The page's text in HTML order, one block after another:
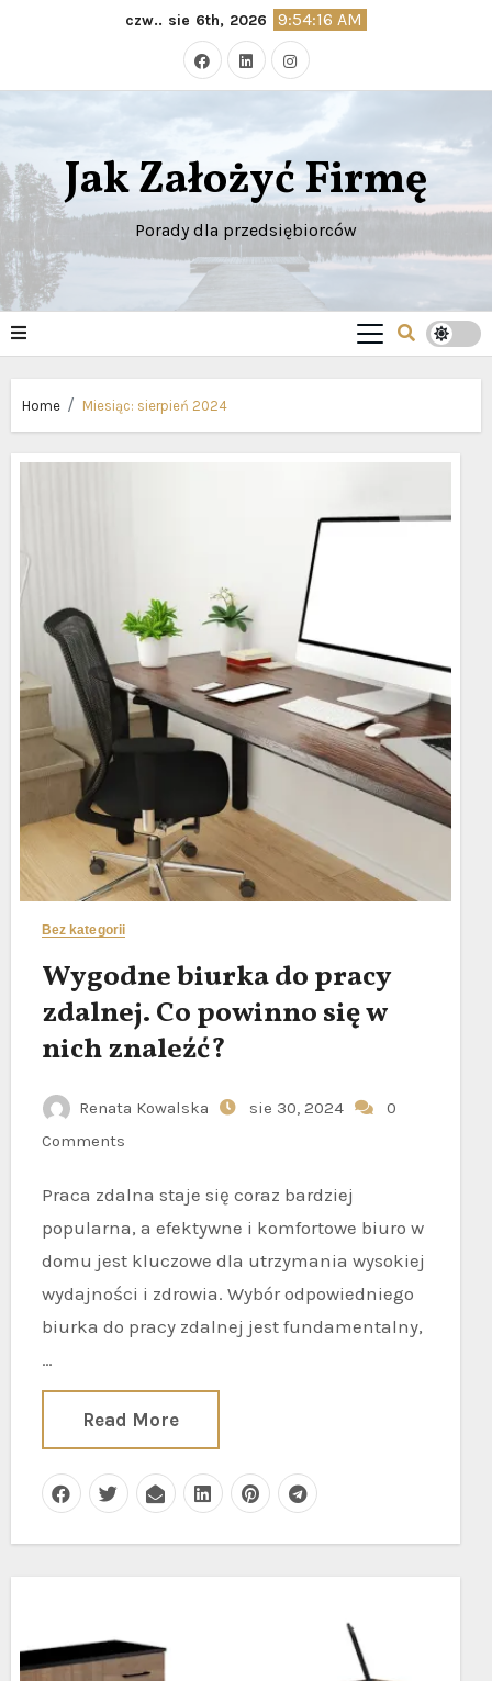
czw.. sie 6th, 2026 9:54:17 AM
Jak Założyć Firmę
Porady dla przedsiębiorców
Home Miesiąc: sierpień 2024
Bez kategorii
Wygodne biurka do pracy
zdalnej. Co powinno się w
nich znaleźć?
Renata Kowalska sie 30, 2024
0
Comments
Praca zdalna staje się coraz bardziej
popularna, a efektywne i komfortowe biuro w
domu jest kluczowe dla utrzymania wysokiej
wydajności i zdrowia. Wybór odpowiedniego
biurka do pracy zdalnej jest fundamentalny,
…
Read More